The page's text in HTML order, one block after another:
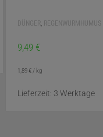
DÜNGER, REGENWURMHUMUS
9,49 €
1,89 €/ kg
Lieferzeit: 3 Werktage